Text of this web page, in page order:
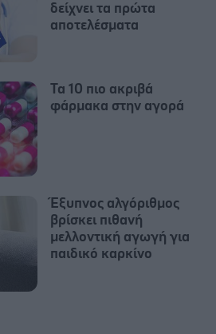
δείχνει τα πρώτα
αποτελέσματα
Τα 10 πιο ακριβά
φάρμακα στην αγορά
Έξυπνος αλγόριθμος
βρίσκει πιθανή
μελλοντική αγωγή για
παιδικό καρκίνο